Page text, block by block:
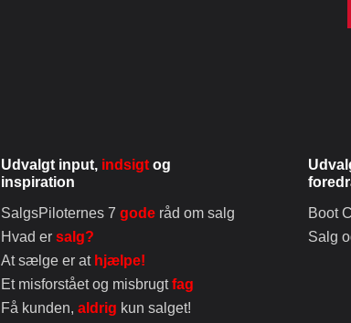
Udvalgt input, indsigt og
inspiration
SalgsPiloternes 7gode råd om salg
Hvad ersalg?
At sælge er at hjælpe!
Et misforstået og misbrugtfag
Få kunden,aldrig kun salget!
Boot
Salg